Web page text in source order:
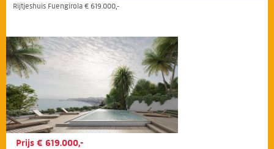
Rijtjeshuis Fuengirola € 619.000,-
Prijs € 619.000,-